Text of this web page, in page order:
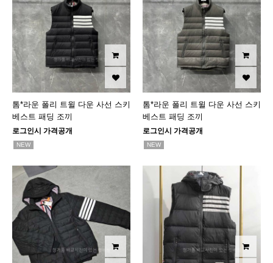
톰*라운 폴리 트윌 다운 사선 스키
베스트 패딩 조끼
로그인시 가격공개
NEW
톰*라운 폴리 트윌 다운 사선 스키
베스트 패딩 조끼
로그인시 가격공개
NEW